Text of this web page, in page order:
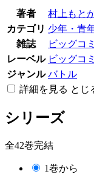
著者
村上もと
カテゴリ 少年・青
雑誌
ビッグコ
レーベル ビッグコ
ジャンル バトル
詳細を見る とじ
シリーズ
全42巻完結
1巻から